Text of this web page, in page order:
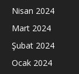
Nisan 2024
Mart 2024
Şubat 2024
Ocak 2024